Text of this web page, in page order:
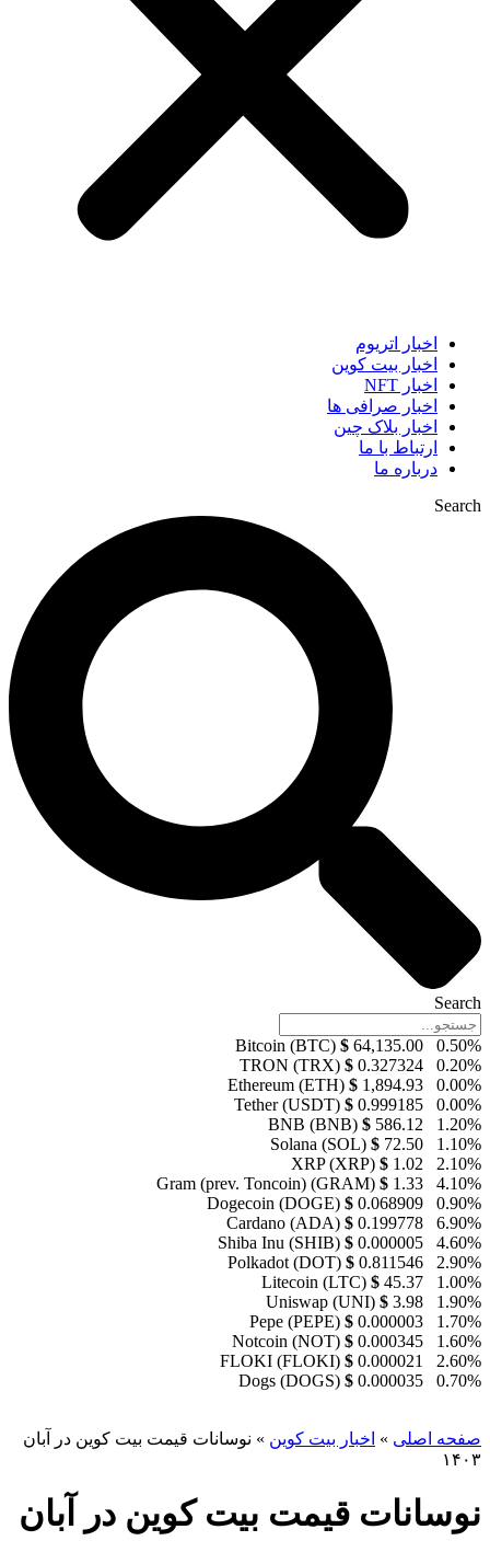
اخبار اتریوم
اخبار بیت کوین
اخبار NFT
اخبار صرافی ها
اخبار بلاک چین
ارتباط با ما
درباره ما
Search
Search
Bitcoin (BTC) $ 64,135.00
0.50%
TRON (TRX) $ 0.327324
0.20%
Ethereum (ETH) $ 1,894.93
0.00%
Tether (USDT) $ 0.999185
0.00%
BNB (BNB) $ 586.12
1.20%
Solana (SOL) $ 72.50
1.10%
XRP (XRP) $ 1.02
2.10%
Gram (prev. Toncoin) (GRAM) $ 1.33
4.10%
Dogecoin (DOGE) $ 0.068909
0.90%
Cardano (ADA) $ 0.199778
6.90%
Shiba Inu (SHIB) $ 0.000005
4.60%
Polkadot (DOT) $ 0.811546
2.90%
Litecoin (LTC) $ 45.37
1.00%
Uniswap (UNI) $ 3.98
1.90%
Pepe (PEPE) $ 0.000003
1.70%
Notcoin (NOT) $ 0.000345
1.60%
FLOKI (FLOKI) $ 0.000021
2.60%
Dogs (DOGS) $ 0.000035 0.70%
صفحه اصلی » اخبار بیت کوین » نوسانات قیمت بیت کوین در آبان
۱۴۰۳
نوسانات قیمت بیت کوین در آبان